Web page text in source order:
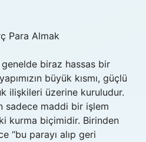
Para Almak
biraz hassas bir
büyük kısmı, güçlü
ilişkileri üzerine kuruludur.
sadece maddi bir işlem
kurma biçimidir. Birinden
“bu parayı alıp geri